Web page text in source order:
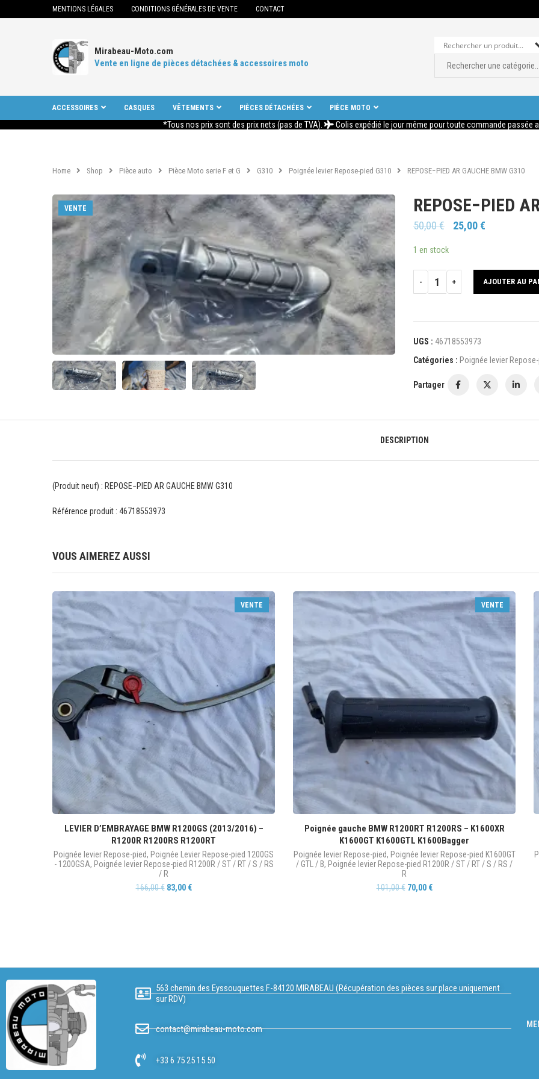
MENTIONS LÉGALES CONDITIONS GÉNÉRALES DE VENTE CONTACT
Mirabeau-Moto.com
Vente en ligne de pièces détachées & accessoires moto
ACCESSOIRES CASQUES VÊTEMENTS PIÈCES DÉTACHÉES PIÈCE MOTO
*Tous nos prix sont des prix nets (pas de TVA). Colis expédié le jour même pour toute commande passée
Home Shop Pièce auto Pièce Moto serie F et G G310 Poignée levier Repose-pied G310 REPOSE−PIED AR GAUCHE BMW G310
VENTE REPOSE−PIED
50,00€ 25,00€
1 en stock
AJOUTER AU
UGS : 46718553973
Catégories : Poignée levier
Partager
DESCRIPTION
(Produit neuf) : REPOSE−PIED AR GAUCHE BMW G310
Référence produit : 46718553973
VOUS AIMEREZ AUSSI
VENTE
LEVIER D’EMBRAYAGE BMW R1200GS (2013/2016) –
R1200R R1200RS R1200RT
Poignée levier Repose-pied, Poignée Levier Repose-pied 1200GS
- 1200GSA, Poignée levier Repose-pied R1200R / ST / RT / S / RS
/ R
166,00€ 83,00 €
VENTE
Poignée gauche BMW R1200RT R1200RS – K1600XR
K1600GT K1600GTL K1600Bagger
Poignée levier Repose-pied, Poignée levier Repose-pied K1600GT
/ GTL / B, Poignée levier Repose-pied R1200R / ST / RT / S / RS /
R
101,00€ 70,00 €
563 chemin des Eyssouquettes F-84120 MIRABEAU (Récupération des pièces sur place uniquement
sur RDV)
contact@mirabeau-moto.com
+33 6 75 25 15 50